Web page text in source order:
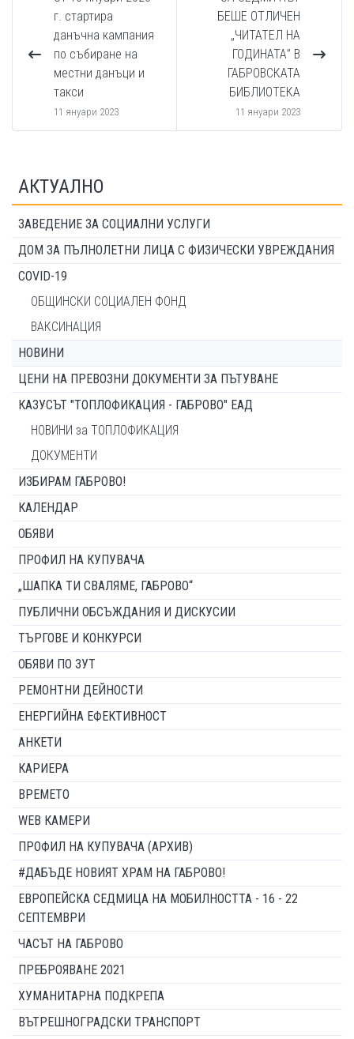
г. стартира
данъчна кампания
по събиране на
местни данъци и
такси
11 януари 2023
БЕШЕ ОТЛИЧЕН
„ЧИТАТЕЛ НА
ГОДИНАТА” В
ГАБРОВСКАТА
БИБЛИОТЕКА
11 януари 2023
АКТУАЛНО
ЗАВЕДЕНИЕ ЗА СОЦИАЛНИ УСЛУГИ
ДОМ ЗА ПЪЛНОЛЕТНИ ЛИЦА С ФИЗИЧЕСКИ УВРЕЖДАНИЯ
COVID-19
ОБЩИНСКИ СОЦИАЛЕН ФОНД
ВАКСИНАЦИЯ
НОВИНИ
ЦЕНИ НА ПРЕВОЗНИ ДОКУМЕНТИ ЗА ПЪТУВАНЕ
КАЗУСЪТ "ТОПЛОФИКАЦИЯ - ГАБРОВО" ЕАД
НОВИНИ за ТОПЛОФИКАЦИЯ
ДОКУМЕНТИ
ИЗБИРАМ ГАБРОВО!
КАЛЕНДАР
ОБЯВИ
ПРОФИЛ НА КУПУВАЧА
„ШАПКА ТИ СВАЛЯМЕ, ГАБРОВО“
ПУБЛИЧНИ ОБСЪЖДАНИЯ И ДИСКУСИИ
ТЪРГОВЕ И КОНКУРСИ
ОБЯВИ ПО ЗУТ
РЕМОНТНИ ДЕЙНОСТИ
ЕНЕРГИЙНА ЕФЕКТИВНОСТ
АНКЕТИ
КАРИЕРА
ВРЕМЕТО
WEB КАМЕРИ
ПРОФИЛ НА КУПУВАЧА (АРХИВ)
#ДАБЪДЕ НОВИЯТ ХРАМ НА ГАБРОВО!
ЕВРОПЕЙСКА СЕДМИЦА НА МОБИЛНОСТТА - 16 - 22
СЕПТЕМВРИ
ЧАСЪТ НА ГАБРОВО
ПРЕБРОЯВАНЕ 2021
ХУМАНИТАРНА ПОДКРЕПА
ВЪТРЕШНОГРАДСКИ ТРАНСПОРТ